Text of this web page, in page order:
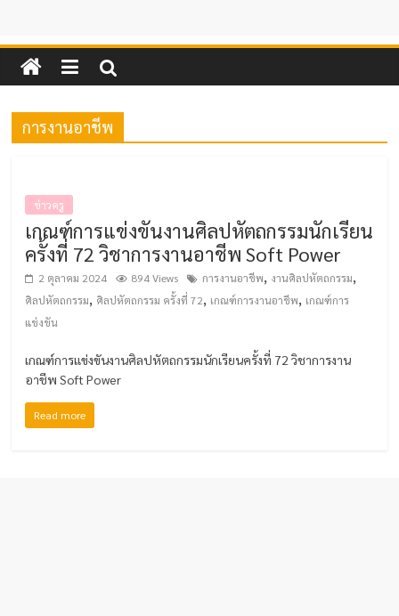
การงานอาชีพ
ข่าวครู
เกณฑ์การแข่งขันงานศิลปหัตถกรรมนักเรียน
ครั้งที่ 72 วิชาการงานอาชีพ Soft Power
2 ตุลาคม 2024 894 Views การงานอาชีพ, งานศิลปหัตถกรรม,
ศิลปหัตถกรรม, ศิลปหัตถกรรม ครั้งที่ 72, เกณฑ์การงานอาชีพ, เกณฑ์การ
แข่งขัน
เกณฑ์การแข่งขันงานศิลปหัตถกรรมนักเรียนครั้งที่ 72 วิชาการงาน
อาชีพ Soft Power
Read more